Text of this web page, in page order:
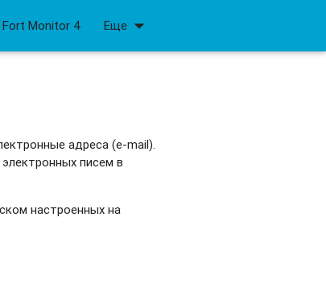
Fort Monitor 4 Еще arrow_drop_down
адреса (e-mail).
писем в
настроенных на